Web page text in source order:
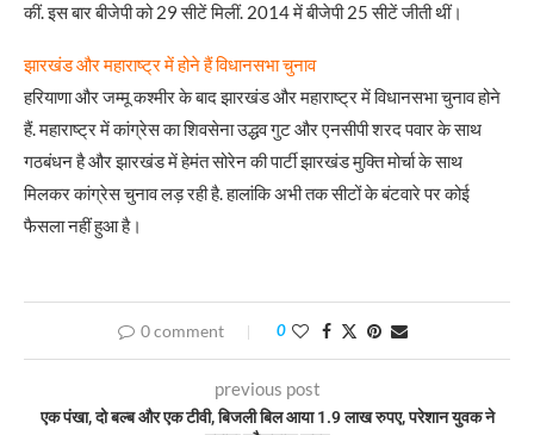
कीं. इस बार बीजेपी को 29 सीटें मिलीं. 2014 में बीजेपी 25 सीटें जीती थीं।
झारखंड और महाराष्ट्र में होने हैं विधानसभा चुनाव
हरियाणा और जम्मू कश्मीर के बाद झारखंड और महाराष्ट्र में विधानसभा चुनाव होने
हैं. महाराष्ट्र में कांग्रेस का शिवसेना उद्धव गुट और एनसीपी शरद पवार के साथ
गठबंधन है और झारखंड में हेमंत सोरेन की पार्टी झारखंड मुक्ति मोर्चा के साथ
मिलकर कांग्रेस चुनाव लड़ रही है. हालांकि अभी तक सीटों के बंटवारे पर कोई
फैसला नहीं हुआ है।
0 comment 0
previous post
एक पंखा, दो बल्ब और एक टीवी, बिजली बिल आया 1.9 लाख रुपए, परेशान युवक ने